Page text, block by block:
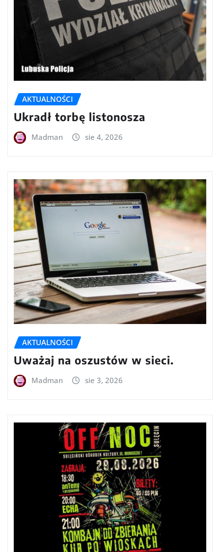
AKTUALNOŚCI
Ukradł torbę listonosza
Madman sie 4, 2026
AKTUALNOŚCI
Uważaj na oszustów w sieci.
Madman sie 3, 2026